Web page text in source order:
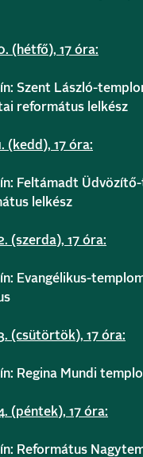
(hétfő), 17 óra:
Szent László-
református lelkész
(kedd), 17 óra:
Feltámadt
lelkész
(szerda), 17 óra:
Evangélikus-
(csütörtök), 17 óra:
Regina Mundi
(péntek), 17 óra:
Református